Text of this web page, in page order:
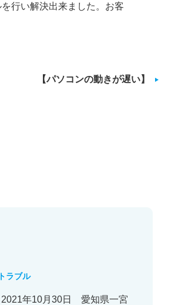
行い解決出来ました。お客
【パソコンの動きが遅い】
ラブル
2021年10月30日 愛知県一宮